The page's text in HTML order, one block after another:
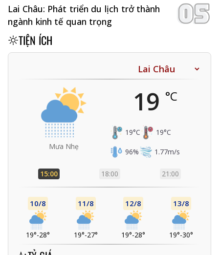
Lai Châu: Phát triển du lịch trở thành
ngành kinh tế quan trọng
TIỆN ÍCH
Mưa Nhẹ
19 °C
19°C 19°C
96% 1.77m/s
15:00 18:00 21:00
10/8
19°-28°
11/8
19°-27°
12/8
19°-28°
13/8
19°-30°